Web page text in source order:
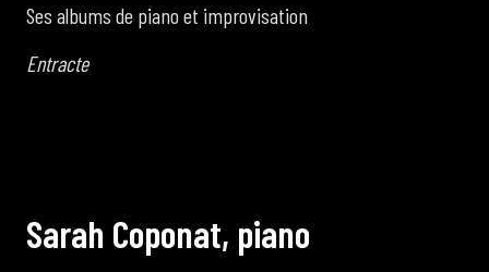
Ses albums de piano et improvisation
Entracte
Sarah Coponat, piano